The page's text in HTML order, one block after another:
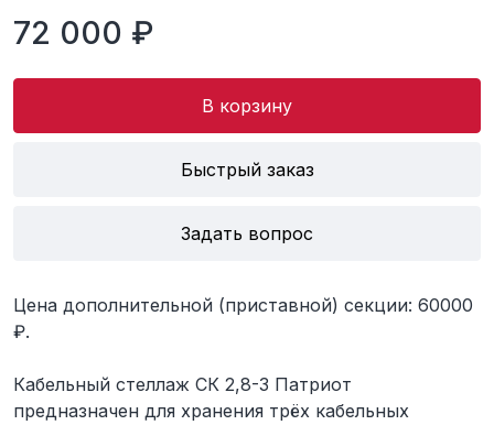
72 000 ₽
В корзину
Быстрый заказ
Задать вопрос
Цена дополнительной (приставной) секции: 60000
₽.
Кабельный стеллаж СК 2,8-3 Патриот
предназначен для хранения трёх кабельных